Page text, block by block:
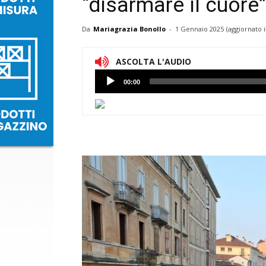
“disarmare il cuore”
Da Mariagrazia Bonollo - 1 Gennaio 2025 (aggiornato il
ASCOLTA L'AUDIO
Lettore
Audio
00:00